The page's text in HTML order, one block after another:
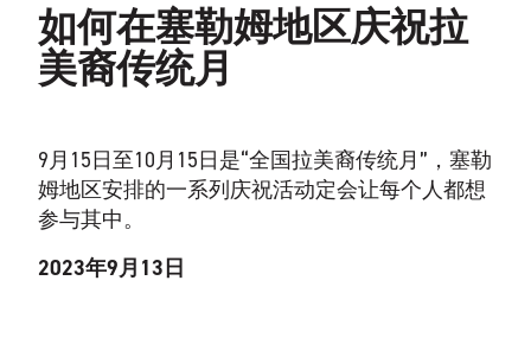
如何在塞勒姆地区庆祝拉
美裔传统月
9月15日至10月15日是“全国拉美裔传统月”，塞勒
姆地区安排的一系列庆祝活动定会让每个人都想
参与其中。
2023年9月13日